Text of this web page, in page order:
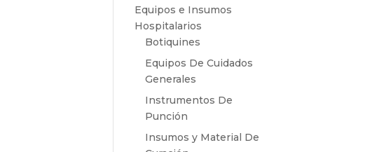
Equipos e Insumos
Hospitalarios
Botiquines
Equipos De Cuidados
Generales
Instrumentos De
Punción
Insumos y Material De